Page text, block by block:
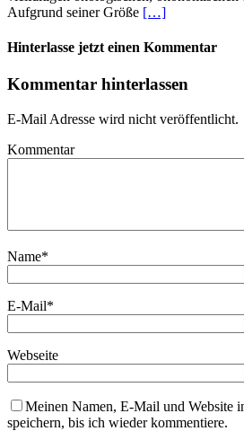
Aufgrund seiner Größe […]
Hinterlasse jetzt einen Kommentar
Kommentar hinterlassen
E-Mail Adresse wird nicht veröffentlicht.
Kommentar
Name*
E-Mail*
Webseite
Meinen Namen, E-Mail und Website
speichern, bis ich wieder kommentiere.